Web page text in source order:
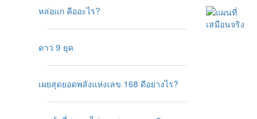
หล่อแก คืออะไร?
ดาว 9 ยุค
เผยสุดยอดพลังแห่งเลข 168 ดีอย่างไร?